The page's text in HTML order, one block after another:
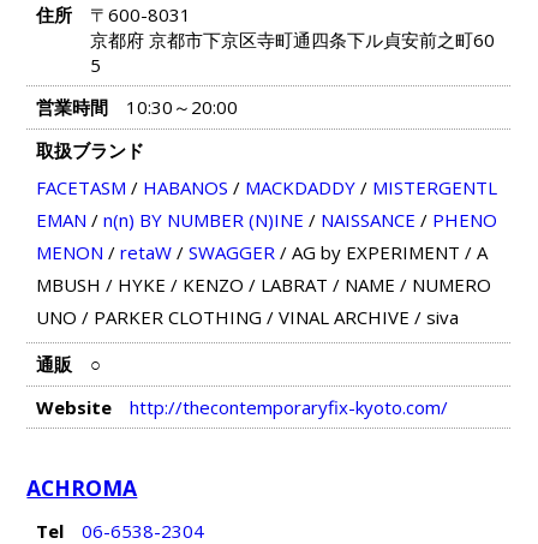
住所
〒600-8031
京都府 京都市下京区寺町通四条下ル貞安前之町60
5
営業時間
10:30～20:00
取扱ブランド
FACETASM / HABANOS / MACKDADDY/ MISTERGENTL
EMAN / n(n) BY NUMBER (N)INE / NAISSANCE / PHENO
MENON / retaW/ SWAGGER/ AG by EXPERIMENT / A
MBUSH / HYKE / KENZO / LABRAT / NAME / NUMERO
UNO / PARKER CLOTHING / VINAL ARCHIVE / siva
通販
○
Website
http://thecontemporaryfix-kyoto.com/
ACHROMA
Tel 06-6538-2304